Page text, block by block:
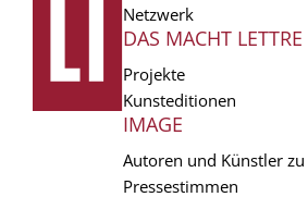
Netzwerk
DAS MACHT LETTRE
Projekte
Kunsteditionen
IMAGE
Autoren und Künstler
Pressestimmen